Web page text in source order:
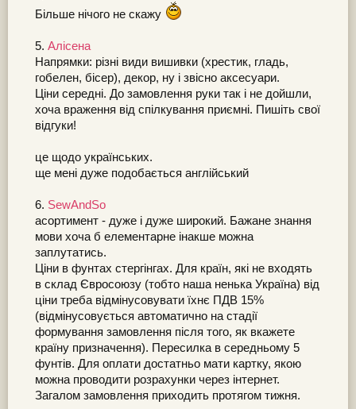
Більше нічого не скажу
5. Алісена
Напрямки: різні види вишивки (хрестик, гладь,
гобелен, бісер), декор, ну і звісно аксесуари.
Ціни середні. До замовлення руки так і не дойшли,
хоча враження від спілкування приємні. Пишіть свої
відгуки!
це щодо українських.
ще мені дуже подобається англійський
6. SewAndSo
асортимент - дуже і дуже широкий. Бажане знання
мови хоча б елементарне інакше можна
заплутатись.
Ціни в фунтах стергінгах. Для країн, які не входять
в склад Євросоюзу (тобто наша ненька Україна) від
ціни треба відмінусовувати їхнє ПДВ 15%
(відмінусовується автоматично на стадії
формування замовлення після того, як вкажете
країну призначення). Пересилка в середньому 5
фунтів. Для оплати достатньо мати картку, якою
можна проводити розрахунки через інтернет.
Загалом замовлення приходить протягом тижня.